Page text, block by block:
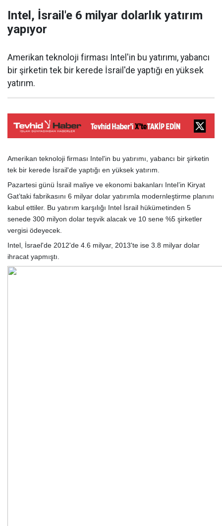
Intel, İsrail'e 6 milyar dolarlık yatırım
yapıyor
Amerikan teknoloji firması Intel'in bu yatırımı, yabancı
bir şirketin tek bir kerede İsrail'de yaptığı en yüksek
yatırım.
Amerikan teknoloji firması Intel'in bu yatırımı, yabancı bir şirketin
tek bir kerede İsrail'de yaptığı en yüksek yatırım.
Pazartesi günü İsrail maliye ve ekonomi bakanları Intel’in Kiryat
Gat’taki fabrikasını 6 milyar dolar yatırımla modernleştirme planını
kabul ettiler. Bu yatırım karşılığı Intel İsrail hükümetinden 5
senede 300 milyon dolar teşvik alacak ve 10 sene %5 şirketler
vergisi ödeyecek.
Intel, İsrael'de 2012'de 4.6 milyar, 2013'te ise 3.8 milyar dolar
ihracat yapmıştı.